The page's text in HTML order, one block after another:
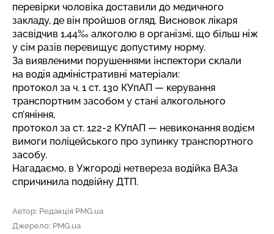
перевірки чоловіка доставили до медичного
закладу, де він пройшов огляд. Висновок лікаря
засвідчив 1,44‰ алкоголю в організмі, що більш ніж
у сім разів перевищує допустиму норму.
За виявленими порушеннями інспектори склали
на водія адміністративні матеріали:
протокол за ч. 1 ст. 130 КУпАП — керування
транспортним засобом у стані алкогольного
сп’яніння,
протокол за ст. 122-2 КУпАП — невиконання водієм
вимоги поліцейського про зупинку транспортного
засобу.
Нагадаємо, в Ужгороді нетвереза водійка ВАЗа
спричинила подвійну ДТП.
Автор: Редакція PMG.ua
Джерело: PMG.ua